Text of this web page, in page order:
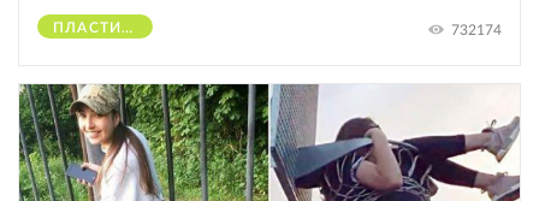
ПЛАСТИЧЕСКИЕ ОПЕРАЦИИ 732174